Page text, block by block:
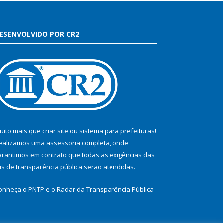
POR CR2
mais que criar site ou sistema para prefeituras!
uma assessoria completa, onde
em contrato que todas as exigências das
de transparência pública serão atendidas.
o PNTP e o Radar da Transparência Pública